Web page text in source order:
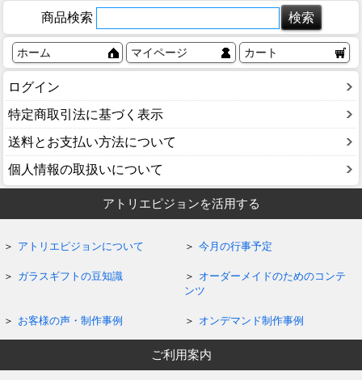
商品検索
ホーム マイページ カート
ログイン
特定商取引法に基づく表示
送料とお支払い方法について
個人情報の取扱いについて
アトリエピジョンを活用する
アトリエピジョンについて 今月の行事予定
ガラスギフトの豆知識
オーダーメイドのためのコンテ
ンツ
お客様の声・制作事例 オンデマンド制作事例
ご利用案内